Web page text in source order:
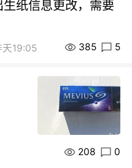
纸信息更改，需要
天19:05 385 5
208 0